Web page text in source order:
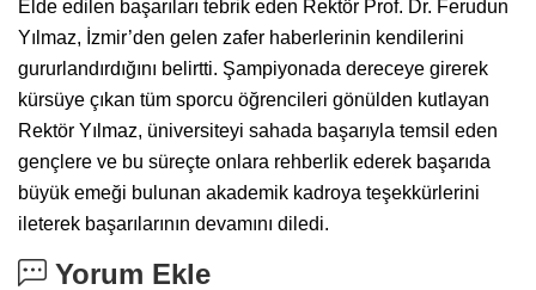
Elde edilen başarıları tebrik eden Rektör Prof. Dr. Ferudun
Yılmaz, İzmir’den gelen zafer haberlerinin kendilerini
gururlandırdığını belirtti. Şampiyonada dereceye girerek
kürsüye çıkan tüm sporcu öğrencileri gönülden kutlayan
Rektör Yılmaz, üniversiteyi sahada başarıyla temsil eden
gençlere ve bu süreçte onlara rehberlik ederek başarıda
büyük emeği bulunan akademik kadroya teşekkürlerini
ileterek başarılarının devamını diledi.
Yorum Ekle